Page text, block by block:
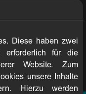
hohe
Mieterinnen
wir 222
mit rund 65
Wohnumfeld mit
Diese haben zwei
erforderlich für die
Website. Zum
unsere Inhalte
Hierzu werden